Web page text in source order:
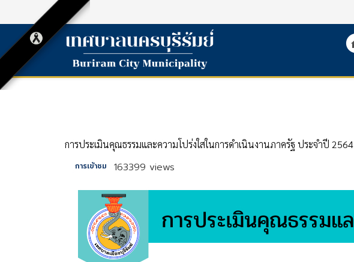
การประเมินคุณธรรมและความโปร่งใสในการดำเนินงานภาครัฐ ประจำปี 2564
การเข้าชม 163399 views